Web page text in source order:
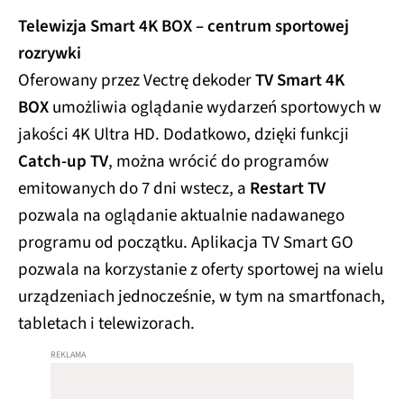
Telewizja Smart 4K BOX – centrum sportowej
rozrywki
Oferowany przez Vectrę dekoderTV Smart 4K
BOXumożliwia oglądanie wydarzeń sportowych w
jakości 4K Ultra HD. Dodatkowo, dzięki funkcji
Catch-up TV, można wrócić do programów
emitowanych do 7 dni wstecz, a Restart TV
pozwala na oglądanie aktualnie nadawanego
programu od początku. Aplikacja TV Smart GO
pozwala na korzystanie z oferty sportowej na wielu
urządzeniach jednocześnie, w tym na smartfonach,
tabletach i telewizorach.